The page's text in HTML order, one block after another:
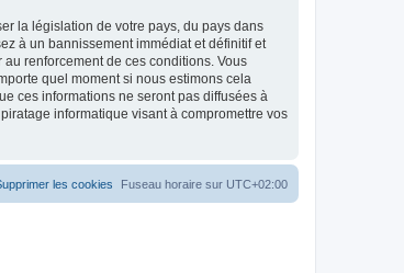
la législation de votre pays, du pays dans
à un bannissement immédiat et définitif et
au renforcement de ces conditions. Vous
quel moment si nous estimons cela
ces informations ne seront pas diffusées à
informatique visant à compromettre vos
Fuseau horaire sur UTC+02:00
les cookies